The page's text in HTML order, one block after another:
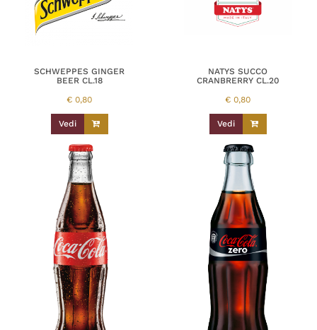
SCHWEPPES GINGER
BEER CL.18
€ 0,80
Vedi
NATYS SUCCO
CRANBRERRY CL.20
€ 0,80
Vedi